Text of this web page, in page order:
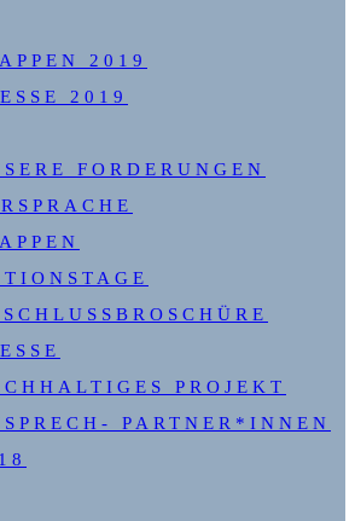
2019
2019
FORDERUNGEN
PROJEKT
PARTNER*INNEN